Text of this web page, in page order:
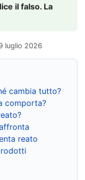
il falso. La
luglio 2026
cambia tutto?
comporta?
reato